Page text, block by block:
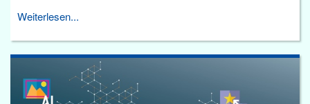
Weiterlesen...